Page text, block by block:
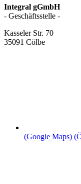
Integral gGmbH
- Geschäftsstelle -
Kasseler Str. 70
35091 Cölbe
(Google Maps)